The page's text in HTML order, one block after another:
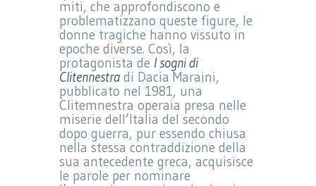
miti, che approfondiscono e
problematizzano queste figure, le
donne tragiche hanno vissuto in
epoche diverse. Così, la
protagonista de I sogni di
Clitennestra di Dacia Maraini,
pubblicato nel 1981, una
Clitemnestra operaia presa nelle
miserie dell’Italia del secondo
dopo guerra, pur essendo chiusa
nella stessa contraddizione della
sua antecedente greca, acquisisce
le parole per nominare